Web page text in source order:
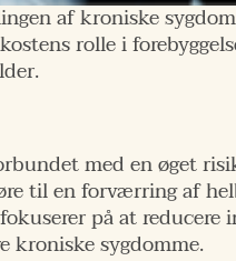
af kroniske
rolle i
med en øget
til en forværring af
på at reducere
kroniske sygdomme.